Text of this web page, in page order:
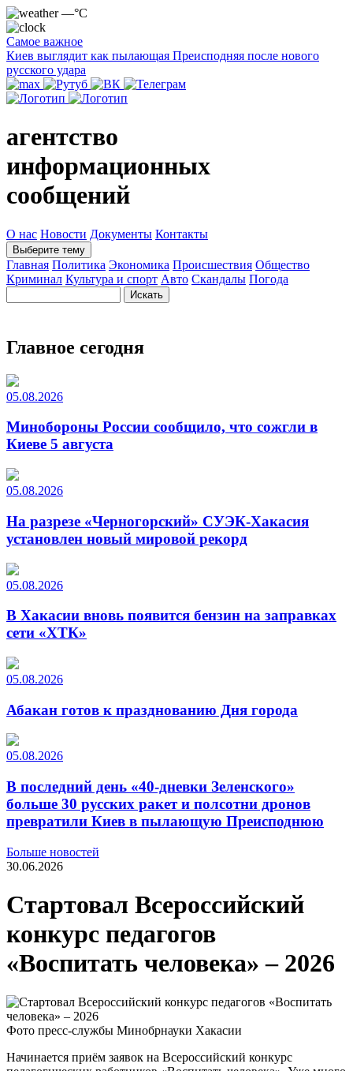
—°C
Самое важное
Киев выглядит как пылающая Преисподняя после нового
русского удара
агентство
информационных
сообщений
О нас Новости Документы Контакты
Выберите тему
Главная Политика Экономика Происшествия Общество
Криминал Культура и спорт Авто Скандалы Погода
Главное сегодня
05.08.2026
Минобороны России сообщило, что сожгли в
Киеве 5 августа
05.08.2026
На разрезе «Черногорский» СУЭК-Хакасия
установлен новый мировой рекорд
05.08.2026
В Хакасии вновь появится бензин на заправках
сети «ХТК»
05.08.2026
Абакан готов к празднованию Дня города
05.08.2026
В последний день «40-дневки Зеленского»
больше 30 русских ракет и полсотни дронов
превратили Киев в пылающую Преисподнюю
Больше новостей
30.06.2026
Стартовал Всероссийский
конкурс педагогов
«Воспитать человека» – 2026
Фото пресс-службы Минобрнауки Хакасии
Начинается приём заявок на Всероссийский конкурс